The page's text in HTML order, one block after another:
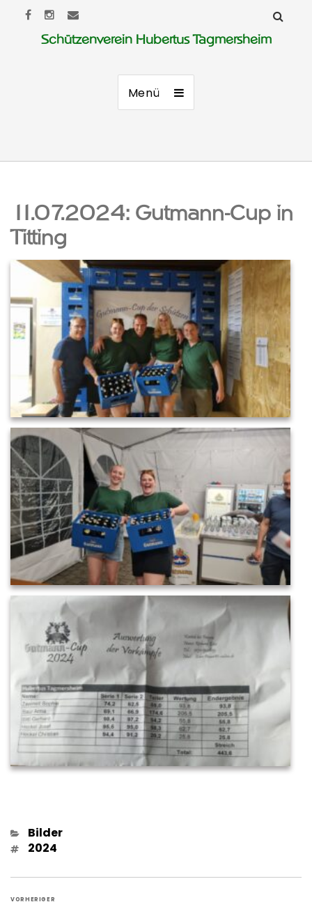
Schützenverein Hubertus Tagmersheim
Menü
11.07.2024: Gutmann-Cup in
Titting
Kategorien
Bilder
Schlagwörter
2024
VORHERIGER